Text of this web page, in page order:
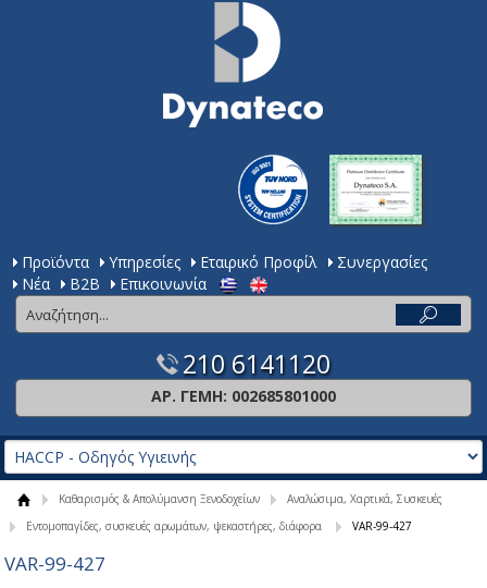
Προϊόντα Υπηρεσίες Εταιρικό Προφίλ
Συνεργασίες
Νέα
Β2Β Επικοινωνία
210 6141120
ΑΡ. ΓΕΜΗ: 002685801000
Καθαρισμός & Απολύμανση Ξενοδοχείων
Αναλώσιμα, Χαρτικά, Συσκευές
Εντομοπαγίδες, συσκευές αρωμάτων, ψεκαστήρες, διάφορα
VAR-99-427
VAR-99-427